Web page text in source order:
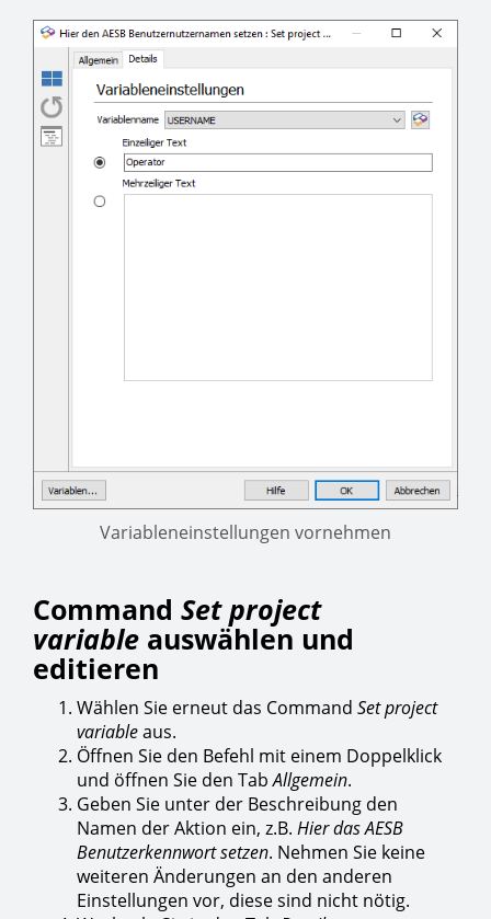
Variableneinstellungen vornehmen
Command Set project
variable auswählen und
editieren
Wählen Sie erneut das Command Set project
variableaus.
Öffnen Sie den Befehl mit einem Doppelklick
und öffnen Sie den TabAllgemein.
Geben Sie unter der Beschreibung den
Namen der Aktion ein, z.B. Hier das AESB
Benutzerkennwort setzen. Nehmen Sie keine
weiteren Änderungen an den anderen
Einstellungen vor, diese sind nicht nötig.